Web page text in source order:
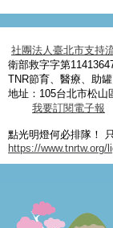
社團法人臺北市支持
衛部救字字第
TNR節育、醫療、助
地址：105台北市松山
我要訂閱電子報
點光明燈何必排隊！
https://www.tnrtw.org/